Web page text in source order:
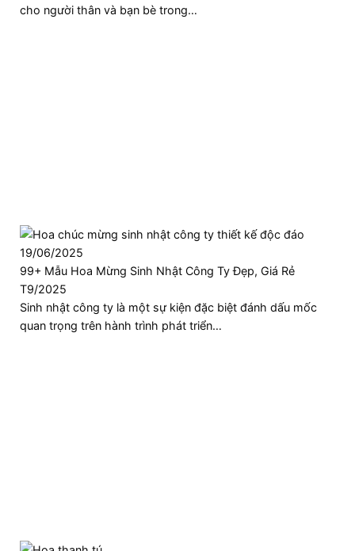
cho người thân và bạn bè trong…
19/06/2025
99+ Mẫu Hoa Mừng Sinh Nhật Công Ty Đẹp, Giá Rẻ
T9/2025
Sinh nhật công ty là một sự kiện đặc biệt đánh dấu mốc
quan trọng trên hành trình phát triển…